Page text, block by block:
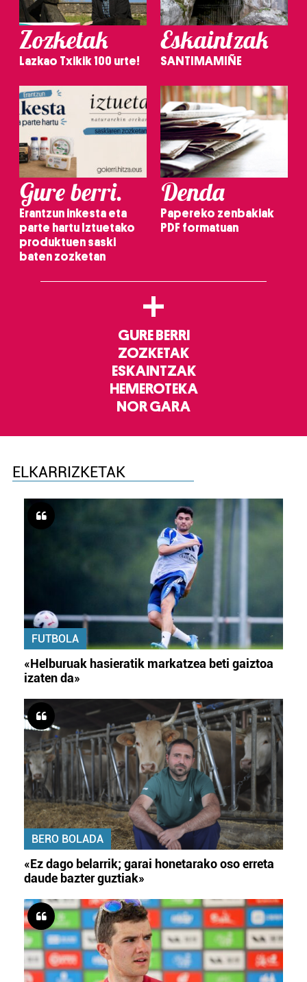
Zozketak
Lazkao Txikik 100 urte!
Eskaintzak
SANTIMAMIÑE
Gure berri.
Erantzun inkesta eta
parte hartu Iztuetako
produktuen saski
baten zozketan
Denda
Papereko zenbakiak
PDF formatuan
+
GURE BERRI
ZOZKETAK
ESKAINTZAK
HEMEROTEKA
NOR GARA
ELKARRIZKETAK
FUTBOLA
«Helburuak hasieratik markatzea beti gaiztoa
izaten da»
BERO BOLADA
«Ez dago belarrik; garai honetarako oso erreta
daude bazter guztiak»